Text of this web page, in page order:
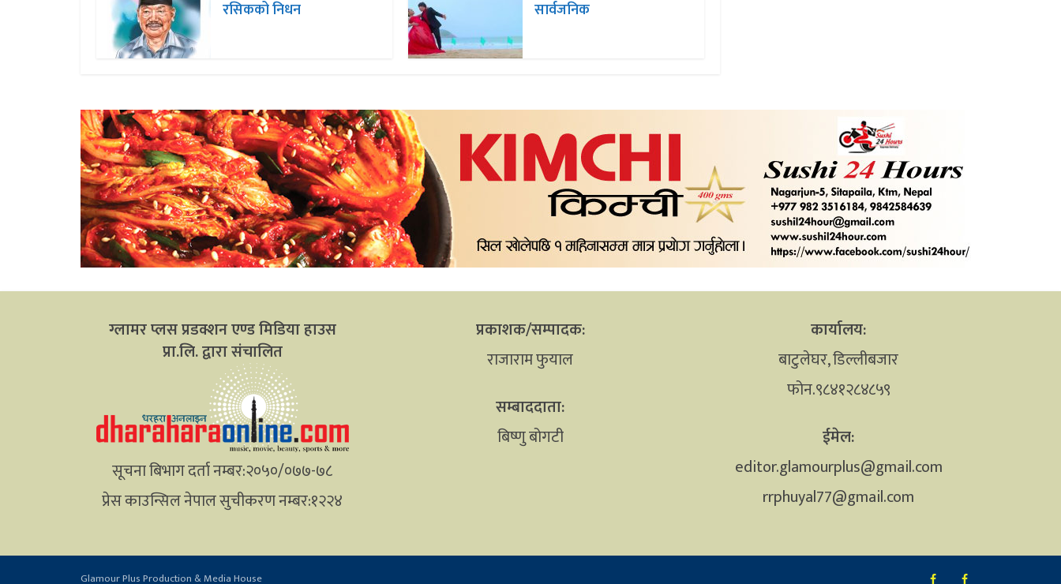
रसिकको निधन
सार्वजनिक
ग्लामर प्लस प्रडक्शन एण्ड मिडिया हाउस
प्रा.लि. द्वारा संचालित
सूचना बिभाग दर्ता नम्बर:२०५०/०७७-७८
प्रेस काउन्सिल नेपाल सुचीकरण नम्बर:१२२४
प्रकाशक/सम्पादक:
राजाराम फुयाल
सम्बाददाता:
बिष्णु बोगटी
कार्यालय:
बाटुलेघर, डिल्लीबजार
फोन.९८४१२८४८५९
ईमेल:
editor.glamourplus@gmail.com
rrphuyal77@gmail.com
Glamour Plus Production & Media House